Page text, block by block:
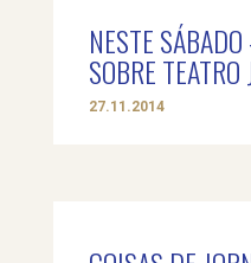
NESTE
SOBRE
27.11.2014